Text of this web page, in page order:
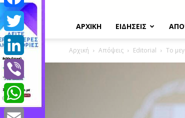
ΑΡΧΙΚΗ ΕΙΔΗΣΕΙΣ
Αρχική Απόψεις Editorial To
Facebook
Twitter
LinkedIn
Viber
WhatsApp